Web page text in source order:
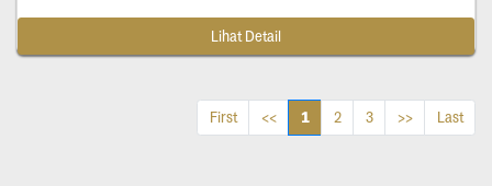
Lihat Detail
First << 1 2 3 >> Last